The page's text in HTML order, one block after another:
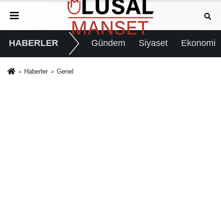
HABERLER Gündem Siyaset Ekonomi
Haberler Genel